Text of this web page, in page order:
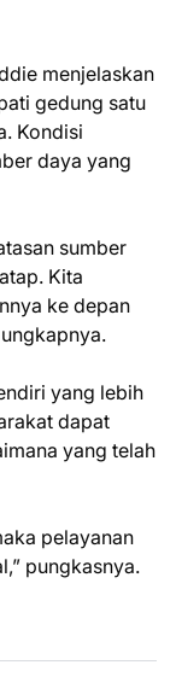
menjelaskan
gedung satu
Kondisi
daya yang
sumber
Kita
ke depan
yang lebih
dapat
yang telah
pelayanan
pungkasnya.